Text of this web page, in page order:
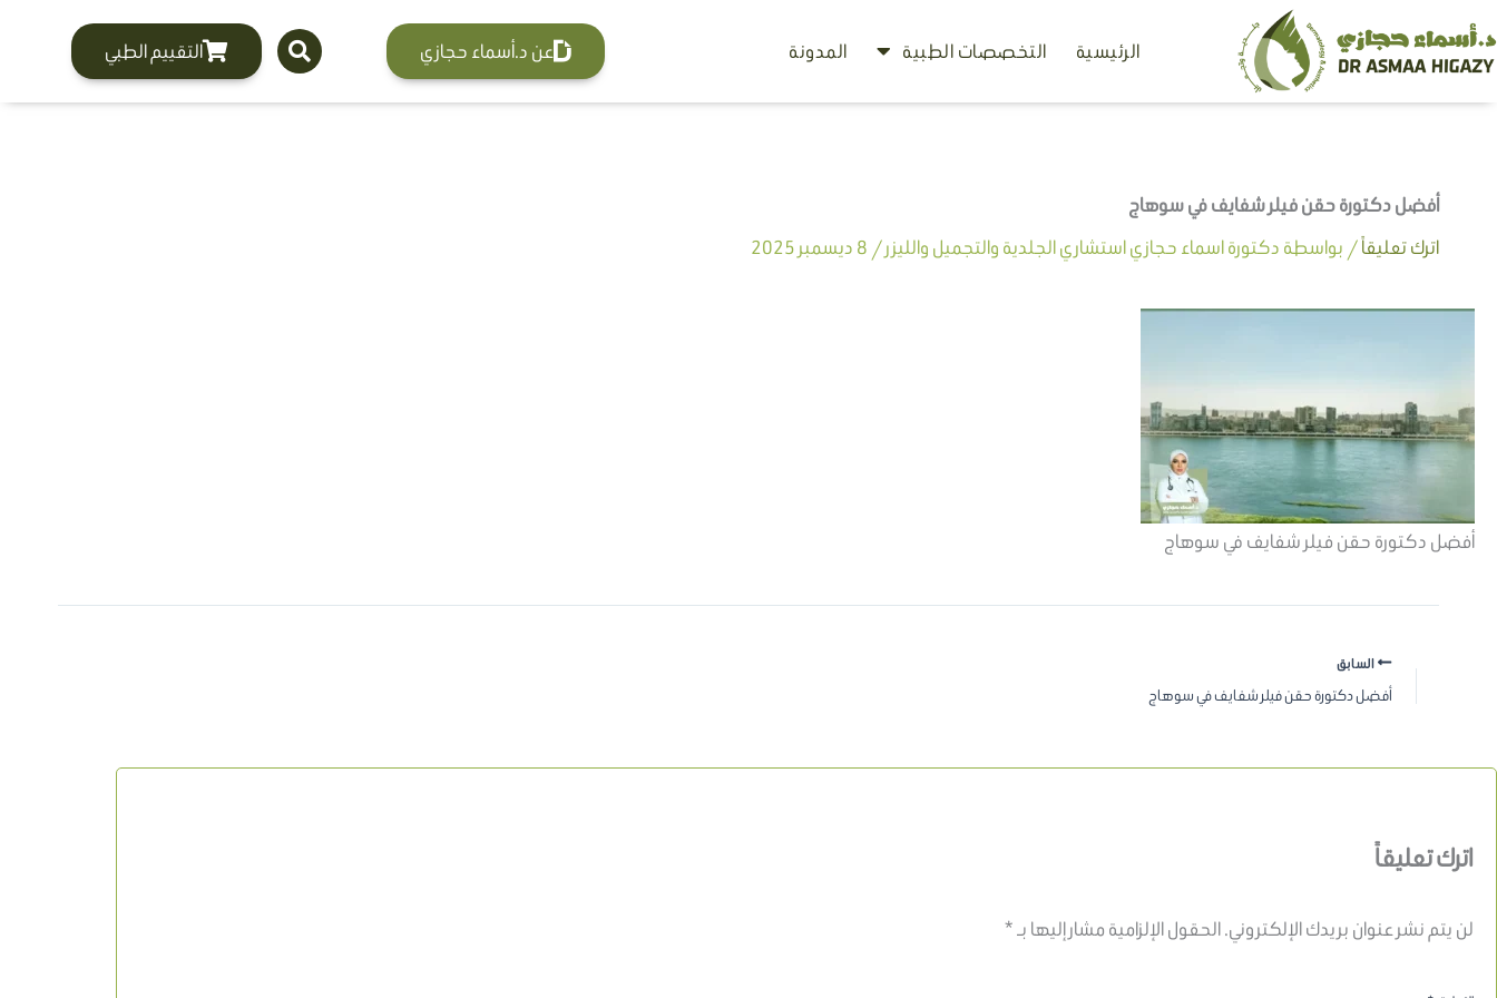
تخطي
إلى
الرئيسية التخصصات الطبية المدونة عن د.أسماء حجازي التقييم الطبي
أفضل دكتورة حقن فيلر شفايف في سوهاج
اترك تعليقاً/ بواسطة دكتورة اسماء حجازي استشاري الجلدية والتجميل والليزر/ 8 ديسمبر 2025
أفضل دكتورة حقن فيلر شفايف في سوهاج
السابق
أفضل دكتورة حقن فيلر شفايف في سوهاج
اترك تعليقاً
لن يتم نشر عنوان بريدك الإلكتروني.الحقول الإلزامية مشار إليها بـ*